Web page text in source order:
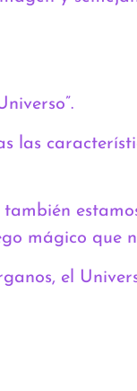
las
mágico que
el